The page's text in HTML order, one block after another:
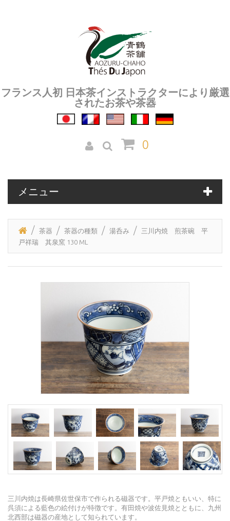
フランス人初 日本茶インストラクターにより厳選
されたお茶や茶器
0
メニュー
茶器 茶器の種類 湯呑み
三川内焼 煎茶碗 平
戸祥瑞 其泉窯 130 ML
三川内焼は長崎県佐世保市で作られる磁器です。平戸焼ともいい、特に
呉須による藍色の絵付けが特徴です。有田焼や波佐見焼とともに、九州
北西部は磁器の産地として知られています。